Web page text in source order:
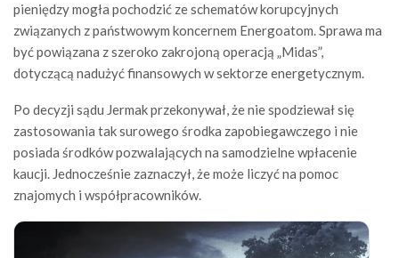
pieniędzy mogła pochodzić ze schematów korupcyjnych
związanych z państwowym koncernem Energoatom. Sprawa ma
być powiązana z szeroko zakrojoną operacją „Midas”,
dotyczącą nadużyć finansowych w sektorze energetycznym.
Po decyzji sądu Jermak przekonywał, że nie spodziewał się
zastosowania tak surowego środka zapobiegawczego i nie
posiada środków pozwalających na samodzielne wpłacenie
kaucji. Jednocześnie zaznaczył, że może liczyć na pomoc
znajomych i współpracowników.